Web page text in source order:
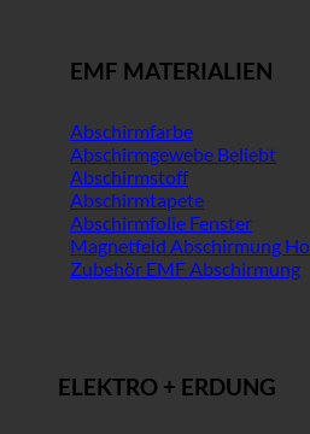
EMF MATERIALIEN
Abschirmfarbe
Abschirmgewebe
Abschirmstoff
Abschirmtapete
Abschirmfolie Fenster
Magnetfeld Abschirmung
Zubehör EMF Abschirmung
ELEKTRO + ERDUNG